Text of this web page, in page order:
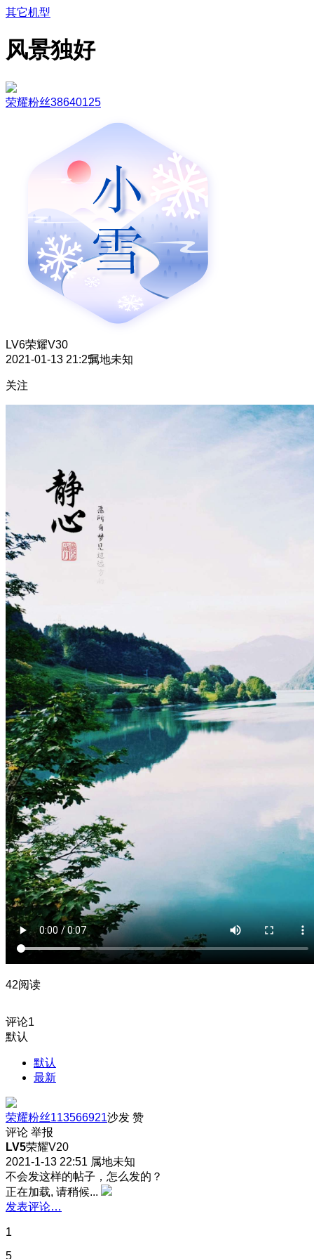
其它机型
风景独好
荣耀粉丝38640125
LV6荣耀V30
2021-01-13 21:25属地未知
关注
42阅读
评论1
默认
默认
最新
荣耀粉丝113566921沙发 赞
评论 举报
LV5荣耀V20
2021-1-13 22:51 属地未知
不会发这样的帖子，怎么发的？
正在加载, 请稍候...
发表评论…
1
5